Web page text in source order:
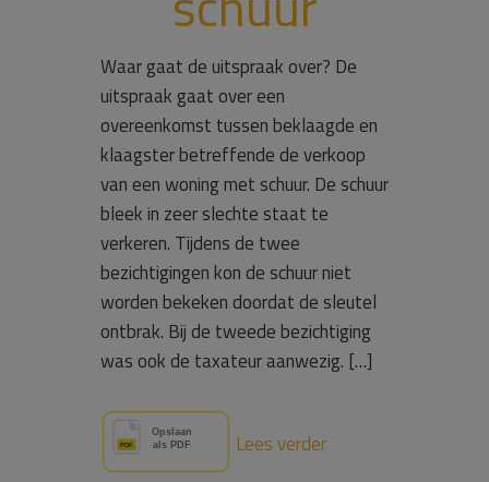
Waar gaat de uitspraak over? De
uitspraak gaat over een
overeenkomst tussen beklaagde en
klaagster betreffende de verkoop
van een woning met schuur. De schuur
bleek in zeer slechte staat te
verkeren. Tijdens de twee
bezichtigingen kon de schuur niet
worden bekeken doordat de sleutel
ontbrak. Bij de tweede bezichtiging
was ook de taxateur aanwezig. […]
Lees verder